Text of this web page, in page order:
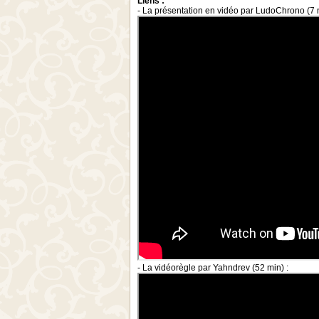
- La présentation en vidéo par LudoChrono (7
- La vidéorègle par Yahndrev (52 min) :